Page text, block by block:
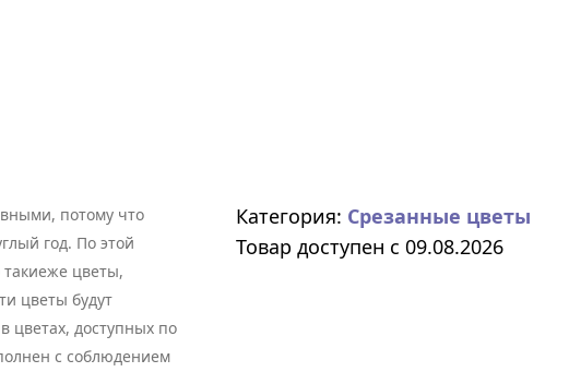
потому что
год. По этой
цветы,
цветы будут
доступных по
с соблюдением
Категория: Срезанные цветы
Товар доступен с 09.08.2026